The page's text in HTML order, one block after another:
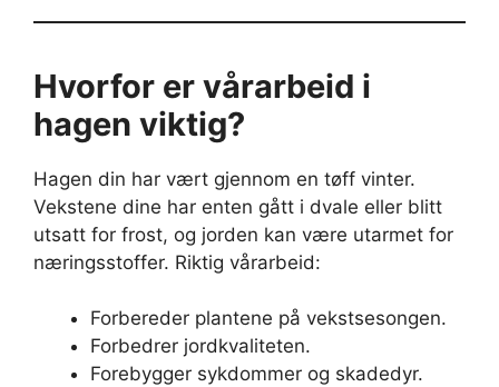
Hvorfor er vårarbeid i
hagen viktig?
Hagen din har vært gjennom en tøff vinter.
Vekstene dine har enten gått i dvale eller blitt
utsatt for frost, og jorden kan være utarmet for
næringsstoffer. Riktig vårarbeid:
Forbereder plantene på vekstsesongen.
Forbedrer jordkvaliteten.
Forebygger sykdommer og skadedyr.